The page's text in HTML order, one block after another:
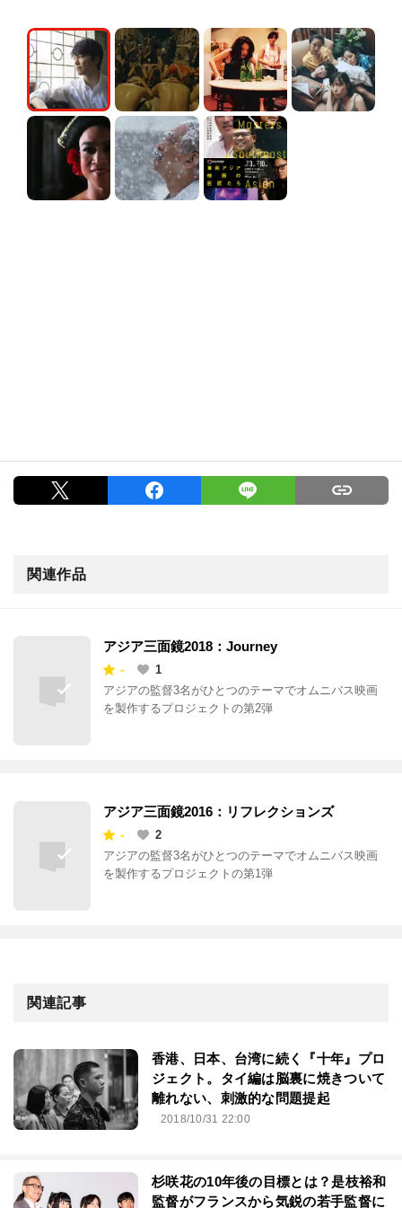
関連作品
アジア三面鏡2018：Journey
-
1
アジアの監督3名がひとつのテーマでオムニバス映画
を製作するプロジェクトの第2弾
アジア三面鏡2016：リフレクションズ
-
2
アジアの監督3名がひとつのテーマでオムニバス映画
を製作するプロジェクトの第1弾
関連記事
香港、日本、台湾に続く『十年』プロ
ジェクト。タイ編は脳裏に焼きついて
離れない、刺激的な問題提起
2018/10/31 22:00
杉咲花の10年後の目標とは？是枝裕和
監督がフランスから気鋭の若手監督に